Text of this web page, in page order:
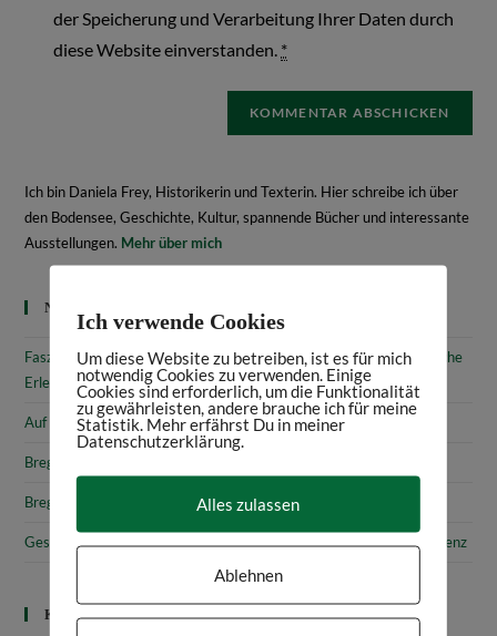
der Speicherung und Verarbeitung Ihrer Daten durch
diese Website einverstanden. *
Ich bin Daniela Frey, Historikerin und Texterin. Hier schreibe ich über
den Bodensee, Geschichte, Kultur, spannende Bücher und interessante
Ausstellungen. Mehr über mich
Neueste Beiträge
Faszinierende Geschichte & fantastische Kunst: 10 (kunst)historische
Erlebnisse am Bodensee
Auf den Spuren von Annette von Droste-Hülshoff in Meersburg
Bregenz: Kirchen, Kapellen & Kultur
Bregenz: Stadtgeschichte & Sehenswürdigkeiten
Gesammelte Schätze Vorarlbergs: Das vorarlberg museum in Bregenz
Kategorien
Ich verwende Cookies
Um diese Website zu betreiben, ist es für mich
notwendig Cookies zu verwenden. Einige
Cookies sind erforderlich, um die Funktionalität
zu gewährleisten, andere brauche ich für meine
Statistik. Mehr erfährst Du in meiner
Datenschutzerklärung.
Alles zulassen
Ablehnen